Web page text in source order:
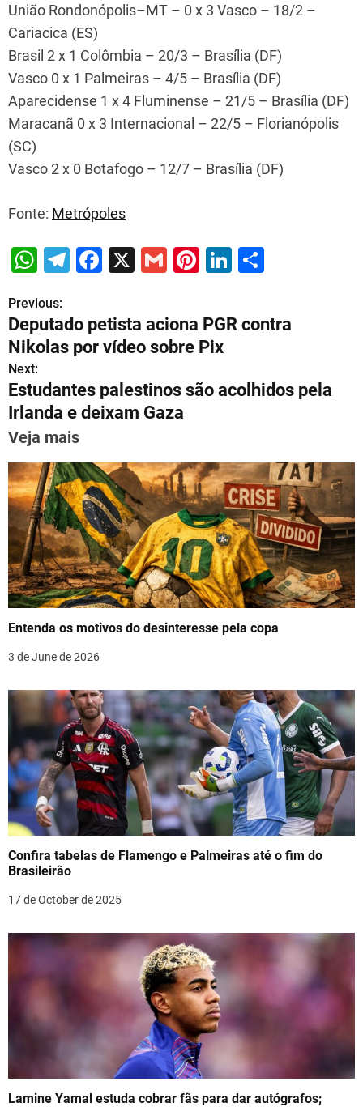
União Rondonópolis–MT – 0 x 3 Vasco – 18/2 –
Cariacica (ES)
Brasil 2 x 1 Colômbia – 20/3 – Brasília (DF)
Vasco 0 x 1 Palmeiras – 4/5 – Brasília (DF)
Aparecidense 1 x 4 Fluminense – 21/5 – Brasília (DF)
Maracanã 0 x 3 Internacional – 22/5 – Florianópolis
(SC)
Vasco 2 x 0 Botafogo – 12/7 – Brasília (DF)
Fonte: Metrópoles
W
at
s
A
p
p
T
e
gr
a
m
F
c
e
b
o
o
X
G
ai
l
Pi
er
e
st
Li
k
e
n
ar
e
P
o
s
t
n
a
v
i
g
a
t
n
Previous:
Deputado petista aciona PGR contra
Nikolas por vídeo sobre Pix
Next:
Estudantes palestinos são acolhidos pela
Irlanda e deixam Gaza
Veja mais
Entenda os motivos do desinteresse pela copa
3 de June de 2026
Confira tabelas de Flamengo e Palmeiras até o fim do
Brasileirão
17 de October de 2025
Lamine Yamal estuda cobrar fãs para dar autógrafos;